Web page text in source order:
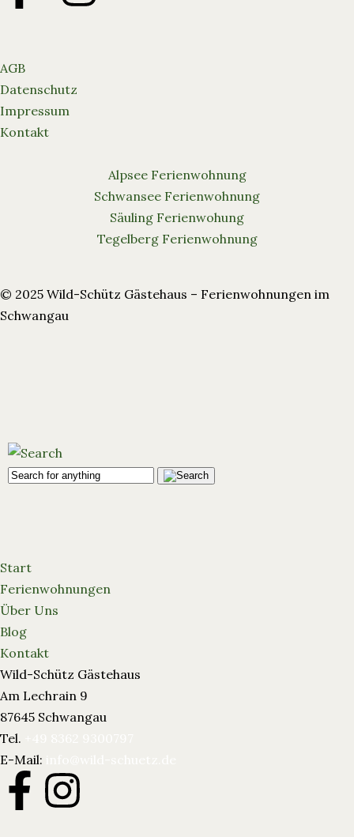
AGB
Datenschutz
Impressum
Kontakt
Alpsee Ferienwohnung
Schwansee Ferienwohnung
Säuling Ferienwohung
Tegelberg Ferienwohnung
© 2025 Wild-Schütz Gästehaus – Ferienwohnungen im
Schwangau
Start
Ferienwohnungen
Über Uns
Blog
Kontakt
Wild-Schütz Gästehaus
Am Lechrain 9
87645 Schwangau
Tel.
E-Mail: